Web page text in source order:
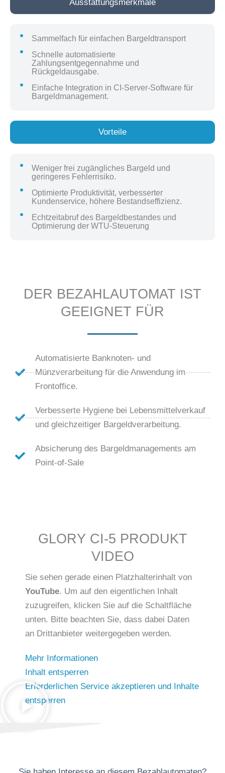
Ausstattungsmerkmale
Sammelfach für einfachen Bargeldtransport
Schnelle automatisierte
Zahlungsentgegennahme und
Rückgeldausgabe.
Einfache Integration in CI-Server-Software für
Bargeldmanagement.
Vorteile
Weniger frei zugängliches Bargeld und
geringeres Fehlerrisiko.
Optimierte Produktivität, verbesserter
Kundenservice, höhere Bestandseffizienz.
Echtzeitabruf des Bargeldbestandes und
Optimierung der WTU-Steuerung
DER BEZAHLAUTOMAT IST
GEEIGNET FÜR
Automatisierte Banknoten- und
Münzverarbeitung für die Anwendung im
Frontoffice.
Verbesserte Hygiene bei Lebensmittelverkauf
und gleichzeitiger Bargeldverarbeitung.
Absicherung des Bargeldmanagements am
Point-of-Sale
GLORY CI-5 PRODUKT
VIDEO
Sie sehen gerade einen Platzhalterinhalt von
YouTube. Um auf den eigentlichen Inhalt
zuzugreifen, klicken Sie auf die Schaltfläche
unten. Bitte beachten Sie, dass dabei Daten
an Drittanbieter weitergegeben werden.
Mehr Informationen
Inhalt entsperren
Erforderlichen Service akzeptieren und Inhalte
entsperren